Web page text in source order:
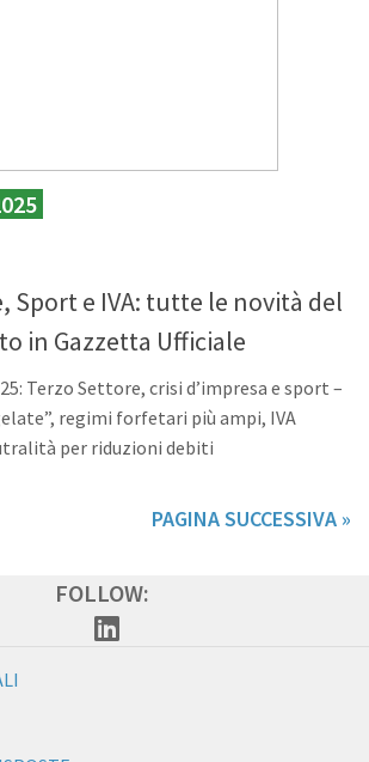
Sport e IVA: tutte le novità del
in Gazzetta Ufficiale
Terzo Settore, crisi d’impresa e sport –
regimi forfetari più ampi, IVA
per riduzioni debiti
PAGINA SUCCESSIVA »
FOLLOW: